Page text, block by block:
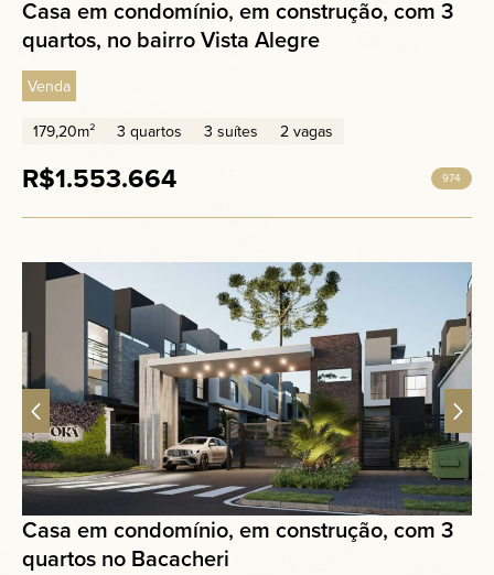
Casa em condomínio, em construção, com 3
quartos, no bairro Vista Alegre
Venda
179,20m² 3 quartos 3 suítes 2 vagas
R$1.553.664 974
Casa em condomínio, em construção, com 3
quartos no Bacacheri